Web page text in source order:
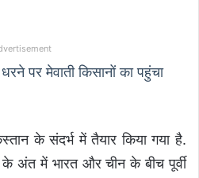
पर मेवाती किसानों का पहुंचा
के संदर्भ में तैयार किया गया है.
अंत में भारत और चीन के बीच पूर्वी